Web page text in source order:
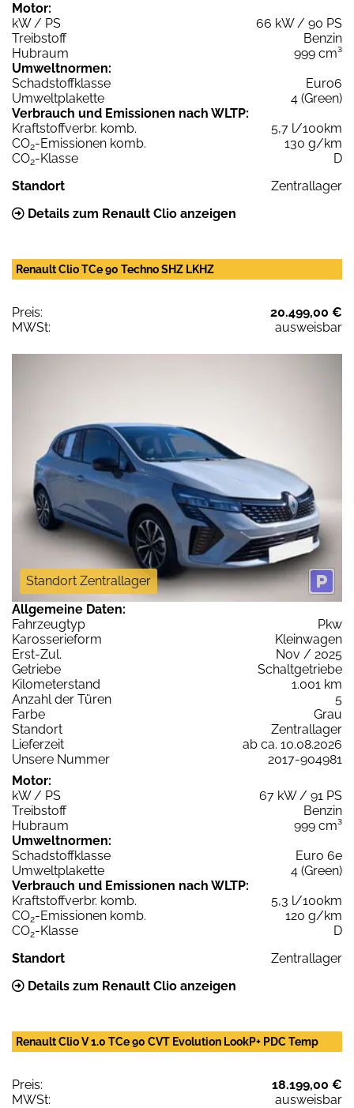
Motor:
kW / PS
66 kW / 90 PS
Treibstoff
Benzin
Hubraum
999 cm³
Umweltnormen:
Schadstoffklasse
Euro6
Umweltplakette
4 (Green)
Verbrauch und Emissionen nach WLTP:
Kraftstoffverbr. komb.
5,7 l/100km
CO2-Emissionen komb.
130 g/km
CO2-Klasse
D
Standort
Zentrallager
Details zum Renault Clio anzeigen
Renault Clio TCe 90 Techno SHZ LKHZ
Preis:
20.499,00 €
MWSt:
ausweisbar
Standort Zentrallager
Allgemeine Daten:
Fahrzeugtyp
Pkw
Karosserieform
Kleinwagen
Erst-Zul.
Nov / 2025
Getriebe
Schaltgetriebe
Kilometerstand
1.001 km
Anzahl der Türen
5
Farbe
Grau
Standort
Zentrallager
Lieferzeit
ab ca. 10.08.2026
Unsere Nummer
2017-904981
Motor:
kW / PS
67 kW / 91 PS
Treibstoff
Benzin
Hubraum
999 cm³
Umweltnormen:
Schadstoffklasse
Euro 6e
Umweltplakette
4 (Green)
Verbrauch und Emissionen nach WLTP:
Kraftstoffverbr. komb.
5,3 l/100km
CO2-Emissionen komb.
120 g/km
CO2-Klasse
D
Standort
Zentrallager
Details zum Renault Clio anzeigen
Renault Clio V 1.0 TCe 90 CVT Evolution LookP+ PDC Temp
Preis:
18.199,00 €
MWSt:
ausweisbar